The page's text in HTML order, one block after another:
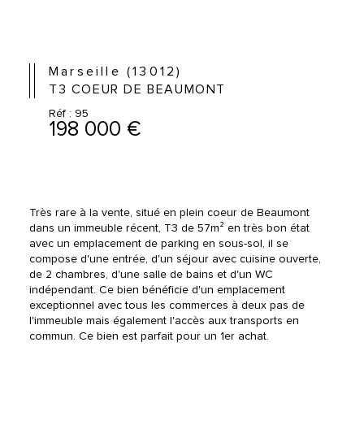
Marseille (13012)
T3 COEUR DE BEAUMONT
Réf : 95
198 000 €
Très rare à la vente, situé en plein coeur de Beaumont
dans un immeuble récent, T3 de 57m² en très bon état
avec un emplacement de parking en sous-sol, il se
compose d'une entrée, d'un séjour avec cuisine ouverte,
de 2 chambres, d'une salle de bains et d'un WC
indépendant. Ce bien bénéficie d'un emplacement
exceptionnel avec tous les commerces à deux pas de
l'immeuble mais également l'accès aux transports en
commun. Ce bien est parfait pour un 1er achat.